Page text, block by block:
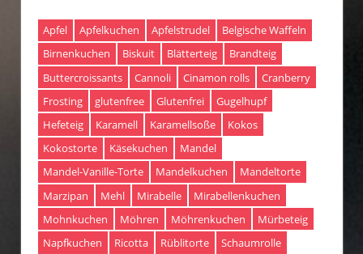
Apfel Apfelkuchen Apfelstrudel
Belgische Waffeln
Birnenkuchen
Biskuit Blätterteig
Brandteig
Buttercroissants
Cannoli Cinamon rolls
Cranberry
Frosting
glutenfree Glutenfrei
Gugelhupf
Hefeteig
Karamell Karamellsoße
Kokos
Kokostorte
Käsekuchen
Mandel
Mandel-Vanille-Torte
Mandelkuchen
Mandeltorte
Marzipan
Mehl Mirabelle
Mirabellenkuchen
Mohnkuchen
Möhren Möhrenkuchen
Mürbeteig
Napfkuchen
Ricotta Rüblitorte
Schaumrolle